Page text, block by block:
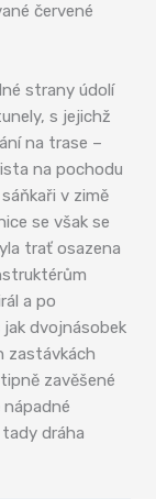
červené
strany údolí
s jejichž
na trase –
na pochodu
v zimě
se však se
trať osazena
a po
dvojnásobek
zastávkách
zavěšené
dráha